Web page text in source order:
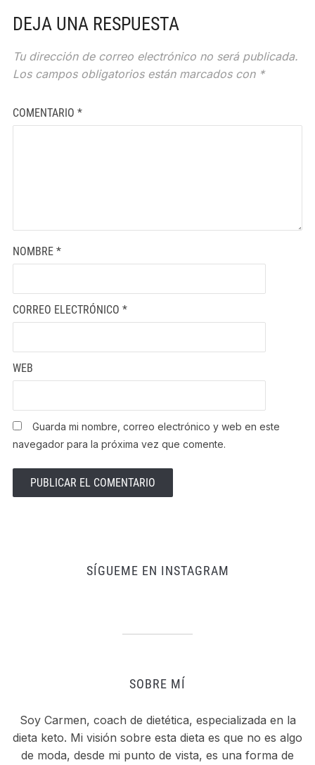
DEJA UNA RESPUESTA
Tu dirección de correo electrónico no será publicada.
Los campos obligatorios están marcados con *
COMENTARIO *
NOMBRE *
CORREO ELECTRÓNICO *
WEB
Guarda mi nombre, correo electrónico y web en este
navegador para la próxima vez que comente.
SÍGUEME EN INSTAGRAM
SOBRE MÍ
Soy Carmen, coach de dietética, especializada en la
dieta keto. Mi visión sobre esta dieta es que no es algo
de moda, desde mi punto de vista, es una forma de